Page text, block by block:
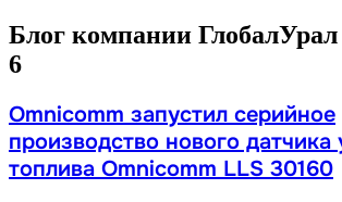
Блог компании ГлобалУрал
6
Omnicomm запустил серийное
производство нового датчика
топлива Omnicomm LLS 30160